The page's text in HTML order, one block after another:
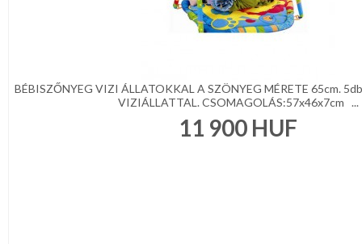
BÉBISZŐNYEG VIZI ÁLLATOKKAL A SZÖNYEG MÉRETE 65cm.
VIZIÁLLATTAL. CSOMAGOLÁS:57x46x7cm ...
11 900 HUF